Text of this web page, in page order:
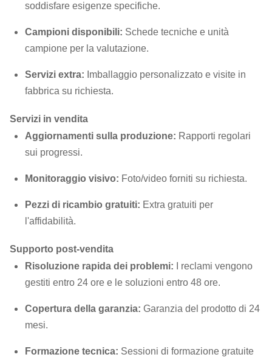
soddisfare esigenze specifiche.
Campioni disponibili: Schede tecniche e unità
campione per la valutazione.
Servizi extra: Imballaggio personalizzato e visite in
fabbrica su richiesta.
Servizi in vendita
Aggiornamenti sulla produzione: Rapporti regolari
sui progressi.
Monitoraggio visivo: Foto/video forniti su richiesta.
Pezzi di ricambio gratuiti: Extra gratuiti per
l'affidabilità.
Supporto post-vendita
Risoluzione rapida dei problemi: I reclami vengono
gestiti entro 24 ore e le soluzioni entro 48 ore.
Copertura della garanzia: Garanzia del prodotto di 24
mesi.
Formazione tecnica: Sessioni di formazione gratuite